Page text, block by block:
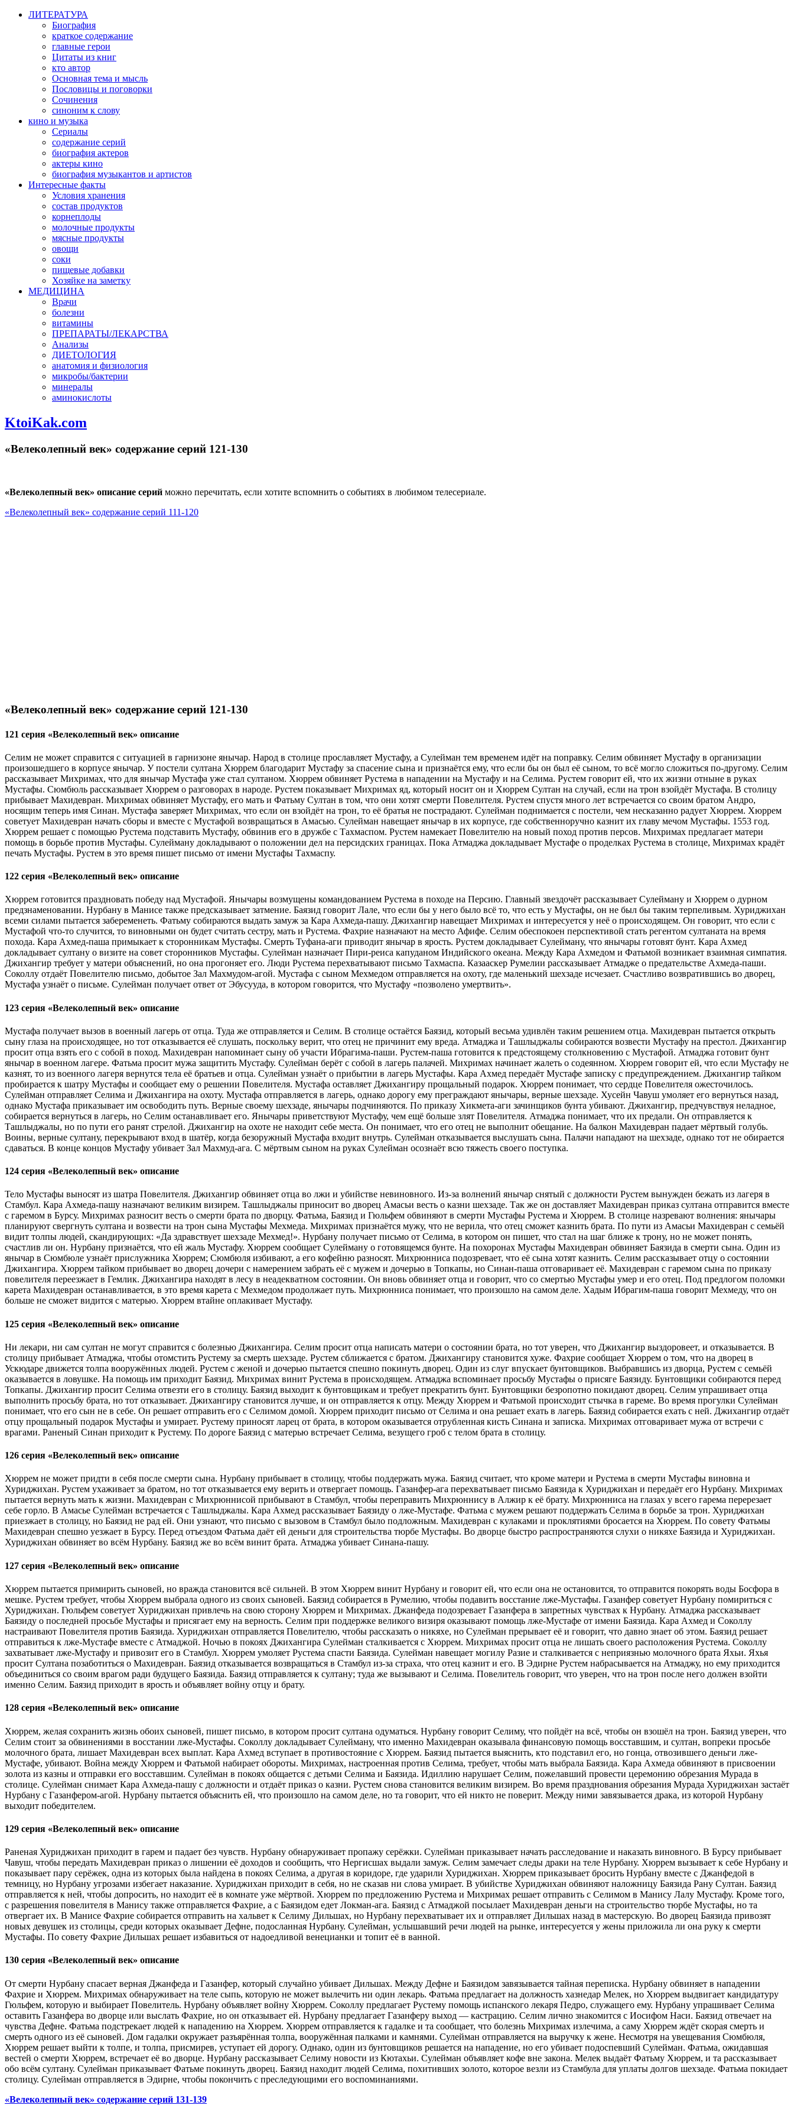
ЛИТЕРАТУРА
Биография
краткое содержание
главные герои
Цитаты из книг
кто автор
Основная тема и мысль
Пословицы и поговорки
Сочинения
синоним к слову
кино и музыка
Сериалы
содержание серий
биография актеров
актеры кино
биография музыкантов и артистов
Интересные факты
Условия хранения
состав продуктов
корнеплоды
молочные продукты
мясные продукты
овощи
соки
пищевые добавки
Хозяйке на заметку
МЕДИЦИНА
Врачи
болезни
витамины
ПРЕПАРАТЫ/ЛЕКАРСТВА
Анализы
ДИЕТОЛОГИЯ
анатомия и физиология
микробы/бактерии
минералы
аминокислоты
KtoiKak.com
«Велеколепный век» содержание серий 121-130
«Велеколепный век» описание серий можно перечитать, если хотите вспомнить о событиях в любимом телесериале.
«Велеколепный век» содержание серий 111-120
«Велеколепный век» содержание серий 121-130
121 серия «Велеколепный век» описание
Селим не может справится с ситуацией в гарнизоне янычар. Народ в столице прославляет Мустафу, а Сулейман тем временем идёт на поправку. Селим обвиняет Мустафу в организации
произошедшего в корпусе янычар. У постели султана Хюррем благодарит Мустафу за спасение сына и признаётся ему, что если бы он был её сыном, то всё могло сложиться по-другому. Селим
рассказывает Михримах, что для янычар Мустафа уже стал султаном. Хюррем обвиняет Рустема в нападении на Мустафу и на Селима. Рустем говорит ей, что их жизни отныне в руках
Мустафы. Сюмбюль рассказывает Хюррем о разговорах в народе. Рустем показывает Михримах яд, который носит он и Хюррем Султан на случай, если на трон взойдёт Мустафа. В столицу
прибывает Махидевран. Михримах обвиняет Мустафу, его мать и Фатьму Султан в том, что они хотят смерти Повелителя. Рустем спустя много лет встречается со своим братом Андро,
носящим теперь имя Синан. Мустафа заверяет Михримах, что если он взойдёт на трон, то её братья не пострадают. Сулейман поднимается с постели, чем несказанно радует Хюррем. Хюррем
советует Махидевран начать сборы и вместе с Мустафой возвращаться в Амасью. Сулейман навещает янычар в их корпусе, где собственноручно казнит их главу мечом Мустафы. 1553 год.
Хюррем решает с помощью Рустема подставить Мустафу, обвинив его в дружбе с Тахмаспом. Рустем намекает Повелителю на новый поход против персов. Михримах предлагает матери
помощь в борьбе против Мустафы. Сулейману докладывают о положении дел на персидских границах. Пока Атмаджа докладывает Мустафе о проделках Рустема в столице, Михримах крадёт
печать Мустафы. Рустем в это время пишет письмо от имени Мустафы Тахмаспу.
122 серия «Велеколепный век» описание
Хюррем готовится праздновать победу над Мустафой. Янычары возмущены командованием Рустема в походе на Персию. Главный звездочёт рассказывает Сулейману и Хюррем о дурном
предзнаменовании. Нурбану в Манисе также предсказывает затмение. Баязид говорит Лале, что если бы у него было всё то, что есть у Мустафы, он не был бы таким терпеливым. Хуриджихан
всеми силами пытается забеременеть. Фатьму собираются выдать замуж за Кара Ахмеда-пашу. Джихангир навещает Михримах и интересуется у неё о происходящем. Он говорит, что если с
Мустафой что-то случится, то виновными он будет считать сестру, мать и Рустема. Фахрие назначают на место Афифе. Селим обеспокоен перспективой стать регентом султаната на время
похода. Кара Ахмед-паша примыкает к сторонникам Мустафы. Смерть Туфана-аги приводит янычар в ярость. Рустем докладывает Сулейману, что янычары готовят бунт. Кара Ахмед
докладывает султану о визите на совет сторонников Мустафы. Сулейман назначает Пири-реиса капуданом Индийского океана. Между Кара Ахмедом и Фатьмой возникает взаимная симпатия.
Джихангир требует у матери объяснений, но она прогоняет его. Люди Рустема перехватывают письмо Тахмаспа. Казааскер Румелии рассказывает Атмадже о предательстве Ахмеда-паши.
Соколлу отдаёт Повелителю письмо, добытое Зал Махмудом-агой. Мустафа с сыном Мехмедом отправляется на охоту, где маленький шехзаде исчезает. Счастливо возвратившись во дворец,
Мустафа узнаёт о письме. Сулейман получает ответ от Эбусууда, в котором говорится, что Мустафу «позволено умертвить».
123 серия «Велеколепный век» описание
Мустафа получает вызов в военный лагерь от отца. Туда же отправляется и Селим. В столице остаётся Баязид, который весьма удивлён таким решением отца. Махидевран пытается открыть
сыну глаза на происходящее, но тот отказывается её слушать, поскольку верит, что отец не причинит ему вреда. Атмаджа и Ташлыджалы собираются возвести Мустафу на престол. Джихангир
просит отца взять его с собой в поход. Махидевран напоминает сыну об участи Ибрагима-паши. Рустем-паша готовится к предстоящему столкновению с Мустафой. Атмаджа готовит бунт
янычар в военном лагере. Фатьма просит мужа защитить Мустафу. Сулейман берёт с собой в лагерь палачей. Михримах начинает жалеть о содеянном. Хюррем говорит ей, что если Мустафу не
казнят, то из военного лагеря вернутся тела её братьев и отца. Сулейман узнаёт о прибытии в лагерь Мустафы. Кара Ахмед передаёт Мустафе записку с предупреждением. Джихангир тайком
пробирается к шатру Мустафы и сообщает ему о решении Повелителя. Мустафа оставляет Джихангиру прощальный подарок. Хюррем понимает, что сердце Повелителя ожесточилось.
Сулейман отправляет Селима и Джихангира на охоту. Мустафа отправляется в лагерь, однако дорогу ему преграждают янычары, верные шехзаде. Хусейн Чавуш умоляет его вернуться назад,
однако Мустафа приказывает им освободить путь. Верные своему шехзаде, янычары подчиняются. По приказу Хикмета-аги зачинщиков бунта убивают. Джихангир, предчувствуя неладное,
собирается вернуться в лагерь, но Селим останавливает его. Янычары приветствуют Мустафу, чем ещё больше злят Повелителя. Атмаджа понимает, что их предали. Он отправляется к
Ташлыджалы, но по пути его ранят стрелой. Джихангир на охоте не находит себе места. Он понимает, что его отец не выполнит обещание. На балкон Махидевран падает мёртвый голубь.
Воины, верные султану, перекрывают вход в шатёр, когда безоружный Мустафа входит внутрь. Сулейман отказывается выслушать сына. Палачи нападают на шехзаде, однако тот не обирается
сдаваться. В конце концов Мустафу убивает Зал Махмуд-ага. С мёртвым сыном на руках Сулейман осознаёт всю тяжесть своего поступка.
124 серия «Велеколепный век» описание
Тело Мустафы выносят из шатра Повелителя. Джихангир обвиняет отца во лжи и убийстве невиновного. Из-за волнений янычар снятый с должности Рустем вынужден бежать из лагеря в
Стамбул. Кара Ахмеда-пашу назначают великим визирем. Ташлыджалы приносит во дворец Амасьи весть о казни шехзаде. Так же он доставляет Махидевран приказ султана отправится вместе
с гаремом в Бурсу. Михримах разносит весть о смерти брата по дворцу. Фатьма, Баязид и Гюльфем обвиняют в смерти Мустафы Рустема и Хюррем. В столице назревают волнения: янычары
планируют свергнуть султана и возвести на трон сына Мустафы Мехмеда. Михримах признаётся мужу, что не верила, что отец сможет казнить брата. По пути из Амасьи Махидевран с семьёй
видит толпы людей, скандирующих: «Да здравствует шехзаде Мехмед!». Нурбану получает письмо от Селима, в котором он пишет, что стал на шаг ближе к трону, но не может понять,
счастлив ли он. Нурбану признаётся, что ей жаль Мустафу. Хюррем сообщает Сулейману о готовящемся бунте. На похоронах Мустафы Махидевран обвиняет Баязида в смерти сына. Один из
янычар в Сюмбюле узнаёт прислужника Хюррем; Сюмбюля избивают, а его кофейню разносят. Михрюнниса подозревает, что её сына хотят казнить. Селим рассказывает отцу о состоянии
Джихангира. Хюррем тайком прибывает во дворец дочери с намерением забрать её с мужем и дочерью в Топкапы, но Синан-паша отговаривает её. Махидевран с гаремом сына по приказу
повелителя переезжает в Гемлик. Джихангира находят в лесу в неадекватном состоянии. Он вновь обвиняет отца и говорит, что со смертью Мустафы умер и его отец. Под предлогом поломки
карета Махидевран останавливается, в это время карета с Мехмедом продолжает путь. Михрюнниса понимает, что произошло на самом деле. Хадым Ибрагим-паша говорит Мехмеду, что он
больше не сможет видится с матерью. Хюррем втайне оплакивает Мустафу.
125 серия «Велеколепный век» описание
Ни лекари, ни сам султан не могут справится с болезнью Джихангира. Селим просит отца написать матери о состоянии брата, но тот уверен, что Джихангир выздоровеет, и отказывается. В
столицу прибывает Атмаджа, чтобы отомстить Рустему за смерть шехзаде. Рустем сближается с братом. Джихангиру становится хуже. Фахрие сообщает Хюррем о том, что на дворец в
Ускюдаре движется толпа вооружённых людей. Рустем с женой и дочерью пытается спешно покинуть дворец. Один из слуг впускает бунтовщиков. Выбравшись из дворца, Рустем с семьёй
оказывается в ловушке. На помощь им приходит Баязид. Михримах винит Рустема в происходящем. Атмаджа вспоминает просьбу Мустафы о присяге Баязиду. Бунтовщики собираются перед
Топкапы. Джихангир просит Селима отвезти его в столицу. Баязид выходит к бунтовщикам и требует прекратить бунт. Бунтовщики безропотно покидают дворец. Селим упрашивает отца
выполнить просьбу брата, но тот отказывает. Джихангиру становится лучше, и он отправляется к отцу. Между Хюррем и Фатьмой происходит стычка в гареме. Во время прогулки Сулейман
понимает, что его сын не в себе. Он решает отправить его с Селимом домой. Хюррем приходит письмо от Селима и она решает ехать в лагерь. Баязид собирается ехать с ней. Джихангир отдаёт
отцу прощальный подарок Мустафы и умирает. Рустему приносят ларец от брата, в котором оказывается отрубленная кисть Синана и записка. Михримах отговаривает мужа от встречи с
врагами. Раненый Синан приходит к Рустему. По дороге Баязид с матерью встречает Селима, везущего гроб с телом брата в столицу.
126 серия «Велеколепный век» описание
Хюррем не может придти в себя после смерти сына. Нурбану прибывает в столицу, чтобы поддержать мужа. Баязид считает, что кроме матери и Рустема в смерти Мустафы виновна и
Хуриджихан. Рустем ухаживает за братом, но тот отказывается ему верить и отвергает помощь. Газанфер-ага перехватывает письмо Баязида к Хуриджихан и передаёт его Нурбану. Михримах
пытается вернуть мать к жизни. Махидевран с Михрюннисой прибывают в Стамбул, чтобы переправить Михрюннису в Алжир к её брату. Михрюнниса на глазах у всего гарема перерезает
себе горло. В Амасье Сулейман встречается с Ташлыджалы. Кара Ахмед рассказывает Баязиду о лже-Мустафе. Фатьма с мужем решают поддержать Селима в борьбе за трон. Хуриджихан
приезжает в столицу, но Баязид не рад ей. Они узнают, что письмо с вызовом в Стамбул было подложным. Махидевран с кулаками и проклятиями бросается на Хюррем. По совету Фатьмы
Махидевран спешно уезжает в Бурсу. Перед отъездом Фатьма даёт ей деньги для строительства тюрбе Мустафы. Во дворце быстро распространяются слухи о никяхе Баязида и Хуриджихан.
Хуриджихан обвиняет во всём Нурбану. Баязид же во всём винит брата. Атмаджа убивает Синана-пашу.
127 серия «Велеколепный век» описание
Хюррем пытается примирить сыновей, но вражда становится всё сильней. В этом Хюррем винит Нурбану и говорит ей, что если она не остановится, то отправится покорять воды Босфора в
мешке. Рустем требует, чтобы Хюррем выбрала одного из своих сыновей. Баязид собирается в Румелию, чтобы подавить восстание лже-Мустафы. Газанфер советует Нурбану помириться с
Хуриджихан. Гюльфем советует Хуриджихан привлечь на свою сторону Хюррем и Михримах. Джанфеда подозревает Газанфера в запретных чувствах к Нурбану. Атмаджа рассказывает
Баязиду о последней просьбе Мустафы и присягает ему на верность. Селим при поддержке великого визиря оказывают помощь лже-Мустафе от имени Баязида. Кара Ахмед и Соколлу
настраивают Повелителя против Баязида. Хуриджихан отправляется Повелителю, чтобы рассказать о никяхе, но Сулейман прерывает её и говорит, что давно знает об этом. Баязид решает
отправиться к лже-Мустафе вместе с Атмаджой. Ночью в покоях Джихангира Сулейман сталкивается с Хюррем. Михримах просит отца не лишать своего расположения Рустема. Соколлу
захватывает лже-Мустафу и привозит его в Стамбул. Хюррем умоляет Рустема спасти Баязида. Сулейман навещает могилу Разие и сталкивается с неприязнью молочного брата Яхьи. Яхья
просит Султана позаботиться о Махидевран. Баязид отказывается возвращаться в Стамбул из-за страха, что отец казнит и его. В Эдирне Рустем набрасывается на Атмаджу, но ему приходится
объединиться со своим врагом ради будущего Баязида. Баязид отправляется к султану; туда же вызывают и Селима. Повелитель говорит, что уверен, что на трон после него должен взойти
именно Селим. Баязид приходит в ярость и объявляет войну отцу и брату.
128 серия «Велеколепный век» описание
Хюррем, желая сохранить жизнь обоих сыновей, пишет письмо, в котором просит султана одуматься. Нурбану говорит Селиму, что пойдёт на всё, чтобы он взошёл на трон. Баязид уверен, что
Селим стоит за обвинениями в восстании лже-Мустафы. Соколлу докладывает Сулейману, что именно Махидевран оказывала финансовую помощь восставшим, и султан, вопреки просьбе
молочного брата, лишает Махидевран всех выплат. Кара Ахмед вступает в противостояние с Хюррем. Баязид пытается выяснить, кто подставил его, но гонца, отвозившего деньги лже-
Мустафе, убивают. Война между Хюррем и Фатьмой набирает обороты. Михримах, настроенная против Селима, требует, чтобы мать выбрала Баязида. Кара Ахмеда обвиняют в присвоении
золота из казны и отправки его восставшим. Сулейман в покоях общается с детьми Селима и Баязида. Идиллию нарушает Селим, пожелавший провести церемонию обрезания Мурада в
столице. Сулейман снимает Кара Ахмеда-пашу с должности и отдаёт приказ о казни. Рустем снова становится великим визирем. Во время празднования обрезания Мурада Хуриджихан застаёт
Нурбану с Газанфером-агой. Нурбану пытается объяснить ей, что произошло на самом деле, но та говорит, что ей никто не поверит. Между ними завязывается драка, из которой Нурбану
выходит победителем.
129 серия «Велеколепный век» описание
Раненая Хуриджихан приходит в гарем и падает без чувств. Нурбану обнаруживает пропажу серёжки. Сулейман приказывает начать расследование и наказать виновного. В Бурсу прибывает
Чавуш, чтобы передать Махидевран приказ о лишении её доходов и сообщить, что Нергисшах выдали замуж. Селим замечает следы драки на теле Нурбану. Хюррем вызывает к себе Нурбану и
показывает пару серёжек, одна из которых была найдена в покоях Селима, а другая в коридоре, где ударили Хуриджихан. Хюррем приказывает бросить Нурбану вместе с Джанфедой в
темницу, но Нурбану угрозами избегает наказание. Хуриджихан приходит в себя, но не сказав ни слова умирает. В убийстве Хуриджихан обвиняют наложницу Баязида Рану Султан. Баязид
отправляется к ней, чтобы допросить, но находит её в комнате уже мёртвой. Хюррем по предложению Рустема и Михримах решает отправить с Селимом в Манису Лалу Мустафу. Кроме того,
с разрешения повелителя в Манису также отправляется Фахрие, а с Баязидом едет Локман-ага. Баязид с Атмаджой посылает Махидевран деньги на строительство тюрбе Мустафы, но та
отвергает их. В Манисе Фахрие собирается отправить на хальвет к Селиму Дильшах, но Нурбану перехватывает их и отправляет Дильшах назад в мастерскую. Во дворец Баязида привозят
новых девушек из столицы, среди которых оказывает Дефне, подосланная Нурбану. Сулейман, услышавший речи людей на рынке, интересуется у жены приложила ли она руку к смерти
Мустафы. По совету Фахрие Дильшах решает избавиться от надоедливой венецианки и топит её в ванной.
130 серия «Велеколепный век» описание
От смерти Нурбану спасает верная Джанфеда и Газанфер, который случайно убивает Дильшах. Между Дефне и Баязидом завязывается тайная переписка. Нурбану обвиняет в нападении
Фахрие и Хюррем. Михримах обнаруживает на теле сыпь, которую не может вылечить ни один лекарь. Фатьма предлагает на должность хазнедар Мелек, но Хюррем выдвигает кандидатуру
Гюльфем, которую и выбирает Повелитель. Нурбану объявляет войну Хюррем. Соколлу предлагает Рустему помощь испанского лекаря Педро, служащего ему. Нурбану упрашивает Селима
оставить Газанфера во дворце или выслать Фахрие, но он отказывает ей. Нурбану предлагает Газанферу выход — кастрацию. Селим лично знакомится с Иосифом Наси. Баязид отвечает на
чувства Дефне. Фатьма подстрекает людей к нападению на Хюррем. Хюррем отправляется к гадалке и та сообщает, что болезнь Михримах излечима, а саму Хюррем ждёт скорая смерть и
смерть одного из её сыновей. Дом гадалки окружает разъярённая толпа, вооружённая палками и камнями. Сулейман отправляется на выручку к жене. Несмотря на увещевания Сюмбюля,
Хюррем решает выйти к толпе, и толпа, присмирев, уступает ей дорогу. Однако, один из бунтовщиков решается на нападение, но его убивает подоспевший Сулейман. Фатьма, ожидавшая
вестей о смерти Хюррем, встречает её во дворце. Нурбану рассказывает Селиму новости из Кютахьи. Сулейман объявляет кофе вне закона. Мелек выдаёт Фатьму Хюррем, и та рассказывает
обо всём султану. Сулейман приказывает Фатьме покинуть дворец. Баязид находит людей Селима, похитивших золото, которое везли из Стамбула для уплаты долгов шехзаде. Фатьма покидает
столицу. Сулейман отправляется в Эдирне, чтобы покончить с преследующими его воспоминаниями.
«Велеколепный век» содержание серий 131-139